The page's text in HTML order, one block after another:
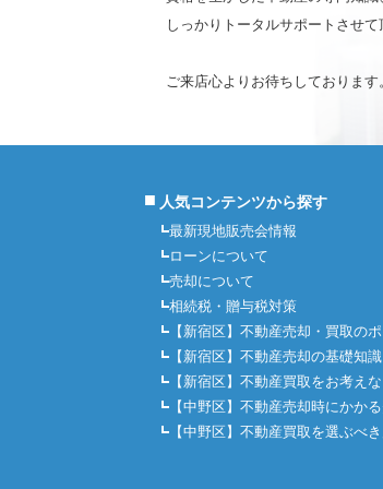
しっかりトータルサポートさせて
ご来店心よりお待ちしております
■ 人気コンテンツから探す
最新現地販売会情報
ローンについて
売却について
相続税・贈与税対策
【新宿区】不動産売却・買取の
【新宿区】不動産売却の基礎知
【新宿区】不動産買取をお考え
【中野区】不動産売却時にかか
【中野区】不動産買取を選ぶべ